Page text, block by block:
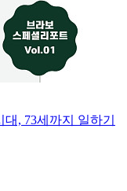
, 73세까지 일하기